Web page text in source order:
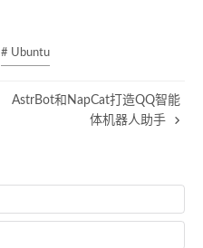
# Ubuntu
AstrBot和NapCat打造QQ智能
体机器人助手